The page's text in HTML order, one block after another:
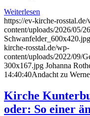
Weiterlesen
https://ev-kirche-
content/uploads/2026/05/
Schwanfelder_600x420.jpg
kirche-rosstal.de/wp-
content/uploads/2022/09/
300x167.jpg Johanna
14:40:40Andacht zu
Kirche
oder: So einer